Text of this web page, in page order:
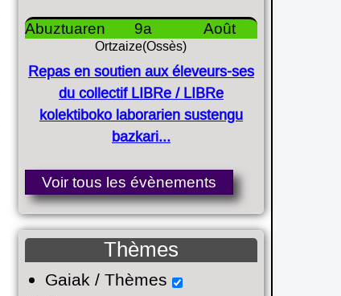
Repas en soutien aux éleveurs-ses
du collectif LIBRe / LIBRe
kolektiboko laborarien sustengu
bazkari...
Abuztua 9 Août
Ortzaize(Ossès)
Voir tous les évènements
Thèmes
Gaiak / Thèmes